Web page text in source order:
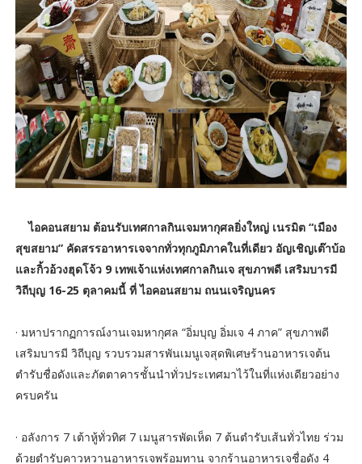
ไอคอนสยาม ต้อนรับเทศกาลกินเจมหากุศลยิ่งใหญ่ เนรมิต “เมือง
สุขสยาม” คัดสรรอาหารเจจากทั่วทุกภูมิภาคในที่เดียว อัญเชิญเต๊าบ้อ
และกิ้วอ้วงฮุดโจ้ว 9 เทพเจ้าแห่งเทศกาลกินเจ สุขภาพดี เสริมบารมี
วิถีบุญ 16-25 ตุลาคมนี้ ที่ ไอคอนสยาม ถนนเจริญนคร
· มหาปรากฏการณ์งานเจมหากุศล “อิ่มบุญ อิ่มเจ 4 ภาค” สุขภาพดี
เสริมบารมี วิถีบุญ รวบรวมสารพันเมนูเจสุดพิเศษร้านอาหารเจต้น
ตำรับชื่อดังและภัตตาคารชั้นนำทั่วประเทศมาไว้ในที่แห่งเดียวอย่าง
ครบครัน
· อลังการ 7 เต้าหู้ทั่วทิศ 7 เมนูสารพัดเห็ด 7 ต้นตำรับเส้นทั่วไทย ร่วม
ด้วยตำรับคาวหวานอาหารเจพร้อมทาน จากร้านอาหารเจชื่อดัง 4